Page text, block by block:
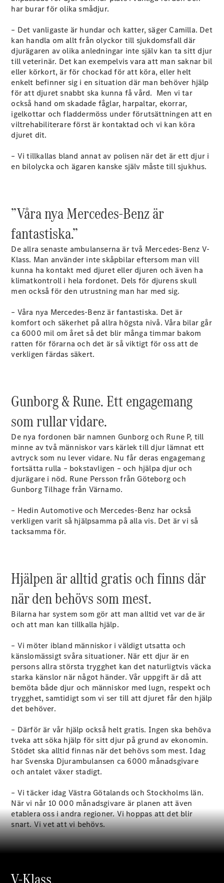
Sedan
S-Klass
Mercedes-
Maybach S-
Klass
Konfigurator
Mercedes-
Benz Online
Store
SUV
Elektrisk
EQE
SUV
EQS
SUV
Mercedes-
Maybach
EQS SUV
Elektrisk
GLA
GLA Ny Elektrisk
GLB Elektrisk
GLB
GLC
Elektrisk
GLC
GLS
Mercedes-
Maybach
GLS
Ny
G-
Klass
Elektrisk
G-Klass
Konfigurator
Benz Online
Store
Kombi
Alla Kombi
CLA
Shooting
Elektrisk
C-Klass
Kombi
C-Klass
Kombi All-
Terrain
E-Klass
Kombi
Kombi All-
Terrain
Konfigurator
Mercedes-
Store
Halvkombi
A-Klass
har burar för olika smådjur.
– Det vanligaste är hundar och katter, säger Camilla. Det
kan handla om allt från olyckor till sjukdomsfall där
djurägaren av olika anledningar inte själv kan ta sitt djur
till veterinär. Det kan exempelvis vara att man saknar bil
eller körkort, är för chockad för att köra, eller helt
enkelt befinner sig i en situation där man behöver hjälp
för att djuret snabbt ska kunna få vård. Men vi tar
också hand om skadade fåglar, harpaltar, ekorrar,
igelkottar och fladdermöss under förutsättningen att en
viltrehabiliterare först är kontaktad och vi kan köra
djuret dit.
– Vi tillkallas bland annat av polisen när det är ett djur i
en bilolycka och ägaren kanske själv måste till sjukhus.
”Våra nya Mercedes-Benz är
fantastiska.”
De allra senaste ambulanserna är två Mercedes-Benz V-
Klass. Man använder inte skåpbilar eftersom man vill
kunna ha kontakt med djuret eller djuren och även ha
klimatkontroll i hela fordonet. Dels för djurens skull
men också för den utrustning man har med sig.
– Våra nya Mercedes-Benz är fantastiska. Det är
komfort och säkerhet på allra högsta nivå. Våra bilar går
ca 6000 mil om året så det blir många timmar bakom
ratten för förarna och det är så viktigt för oss att de
verkligen färdas säkert.
Gunborg & Rune. Ett engagemang
som rullar vidare.
De nya fordonen bär namnen Gunborg och Rune P, till
minne av två människor vars kärlek till djur lämnat ett
avtryck som nu lever vidare. Nu får deras engagemang
fortsätta rulla – bokstavligen – och hjälpa djur och
djurägare i nöd. Rune Persson från Göteborg och
Gunborg Tilhage från Värnamo.
– Hedin Automotive och Mercedes-Benz har också
verkligen varit så hjälpsamma på alla vis. Det är vi så
tacksamma för.
Hjälpen är alltid gratis och finns där
när den behövs som mest.
Bilarna har system som gör att man alltid vet var de är
och att man kan tillkalla hjälp.
– Vi möter ibland människor i väldigt utsatta och
känslomässigt svåra situationer. När ett djur är en
persons allra största trygghet kan det naturligtvis väcka
starka känslor när något händer. Vår uppgift är då att
bemöta både djur och människor med lugn, respekt och
trygghet, samtidigt som vi ser till att djuret får den hjälp
det behöver.
– Därför är vår hjälp också helt gratis. Ingen ska behöva
tveka att söka hjälp för sitt djur på grund av ekonomin.
Stödet ska alltid finnas när det behövs som mest. Idag
har Svenska Djurambulansen ca 6000 månadsgivare
och antalet växer stadigt.
– Vi täcker idag Västra Götalands och Stockholms län.
När vi når 10 000 månadsgivare är planen att även
etablera oss i andra regioner. Vi hoppas att det blir
snart. Vi vet att vi behövs.